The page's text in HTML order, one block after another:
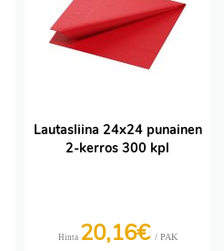
Lautasliina 24x24 punainen
2-kerros 300 kpl
Hinta 20,16€ / PAK